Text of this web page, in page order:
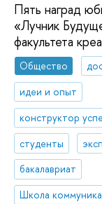
Пять наград
«Лучник
факультета
Общество
идеи и опыт
конструктор
студенты
бакалавриат
Школа